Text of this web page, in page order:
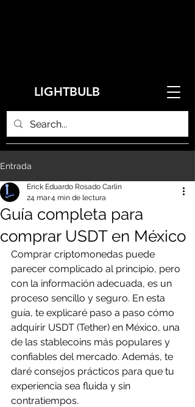
LIGHTBULB
Entrada
Guía completa para
comprar USDT en México
Erick Eduardo Rosado Carlin
24 mar4 min de lectura
Comprar criptomonedas puede
parecer complicado al principio, pero
con la información adecuada, es un
proceso sencillo y seguro. En esta
guía, te explicaré paso a paso cómo
adquirir USDT (Tether) en México, una
de las stablecoins más populares y
confiables del mercado. Además, te
daré consejos prácticos para que tu
experiencia sea fluida y sin
contratiempos.